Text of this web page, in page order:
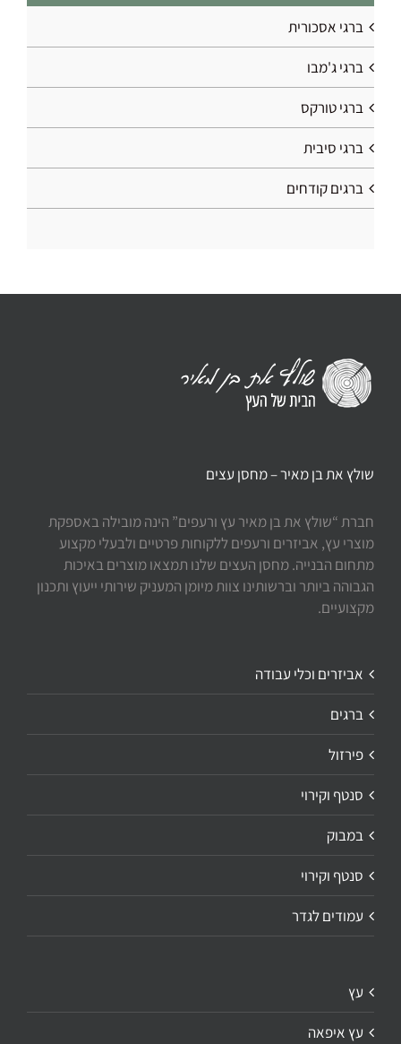
ברגי אסכורית
ברגי ג'מבו
ברגי טורקס
ברגי סיבית
ברגים קודחים
שולץ את בן מאיר – מחסן עצים
חברת “שולץ את בן מאיר עץ ורעפים” הינה מובילה באספקת
מוצרי עץ, אביזרים ורעפים ללקוחות פרטיים ולבעלי מקצוע
מתחום הבנייה. מחסן העצים שלנו תמצאו מוצרים באיכות
הגבוהה ביותר וברשותינו צוות מיומן המעניק שירותי ייעוץ ותכנון
מקצועיים.
אביזרים וכלי עבודה
ברגים
פירזול
סנטף וקירוי
במבוק
סנטף וקירוי
עמודים לגדר
עץ
עץ איפאה